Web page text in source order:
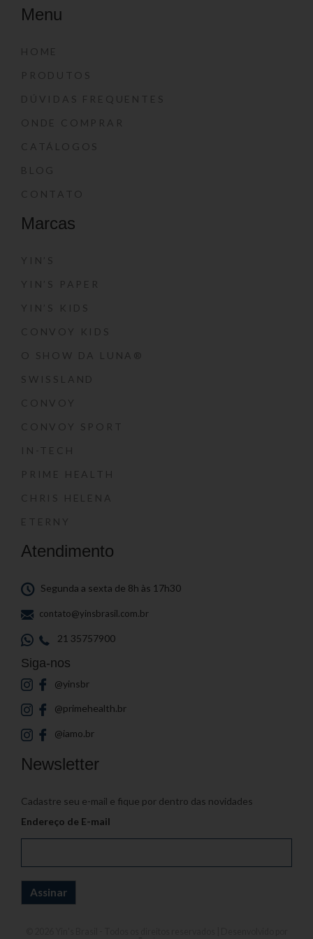
Menu
HOME
PRODUTOS
DÚVIDAS FREQUENTES
ONDE COMPRAR
CATÁLOGOS
BLOG
CONTATO
Marcas
YIN’S
YIN’S PAPER
YIN’S KIDS
CONVOY KIDS
O SHOW DA LUNA®
SWISSLAND
CONVOY
CONVOY SPORT
IN-TECH
PRIME HEALTH
CHRIS HELENA
ETERNY
Atendimento
Segunda a sexta de 8h às 17h30
contato@yinsbrasil.com.br
21 35757900
Siga-nos
@yinsbr
@primehealth.br
@iamo.br
Newsletter
Cadastre seu e-mail e fique por dentro das novidades
Endereço de E-mail